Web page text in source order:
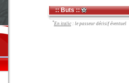
:: Buts ::
*En italic: le passeur décisif éventuel